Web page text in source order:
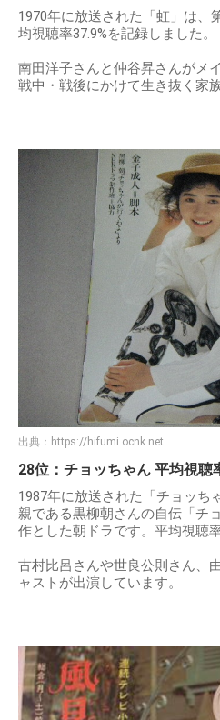
1970年に放送された「虹」は、
均視聴率37.9%を記録しました。
南田洋子さんと仲谷昇さんがメ
戦中・戦後にかけて生き抜く家
出典： https://hifumi.ocnk.net
28位：チョッちゃん 平均視聴
1987年に放送された「チョッち
親である黒柳朝さんの自伝「チ
作とした朝ドラです。平均視聴
古村比呂さんや世良公則さん、
ャストが出演しています。